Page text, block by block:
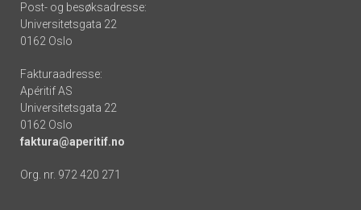
Post- og besøksadresse:
Universitetsgata 22
0162 Oslo
Fakturaadresse:
Apéritif AS
Universitetsgata 22
0162 Oslo
faktura@aperitif.no
Org. nr. 972 420 271